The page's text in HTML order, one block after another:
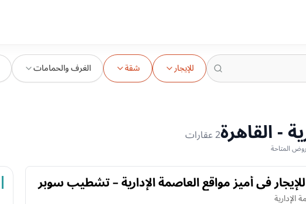
للإيجار شقة الغرف والحمامات
- القاهرة2عقارات
في أميز مواقع العاصمة الإدارية – تشطيب سوبر
الإدارية